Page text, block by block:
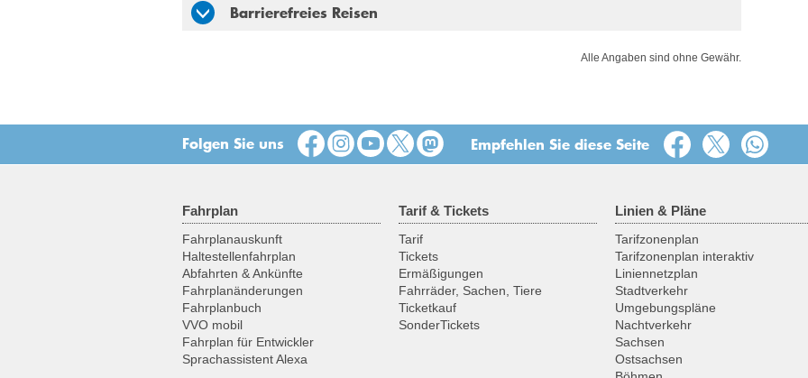
Barrierefreies Reisen
Alle Angaben sind ohne Gewähr.
Folgen Sie uns Empfehlen Sie diese Seite
Fahrplan
Fahrplanauskunft
Haltestellenfahrplan
Abfahrten & Ankünfte
Fahrplanänderungen
Fahrplanbuch
VVO mobil
Fahrplan für Entwickler
Sprachassistent Alexa
Tarif & Tickets
Tarif
Tickets
Ermäßigungen
Fahrräder, Sachen, Tiere
Ticketkauf
SonderTickets
Linien & Pläne
Tarifzonenplan
Tarifzonenplan interaktiv
Liniennetzplan
Stadtverkehr
Umgebungspläne
Nachtverkehr
Sachsen
Ostsachsen